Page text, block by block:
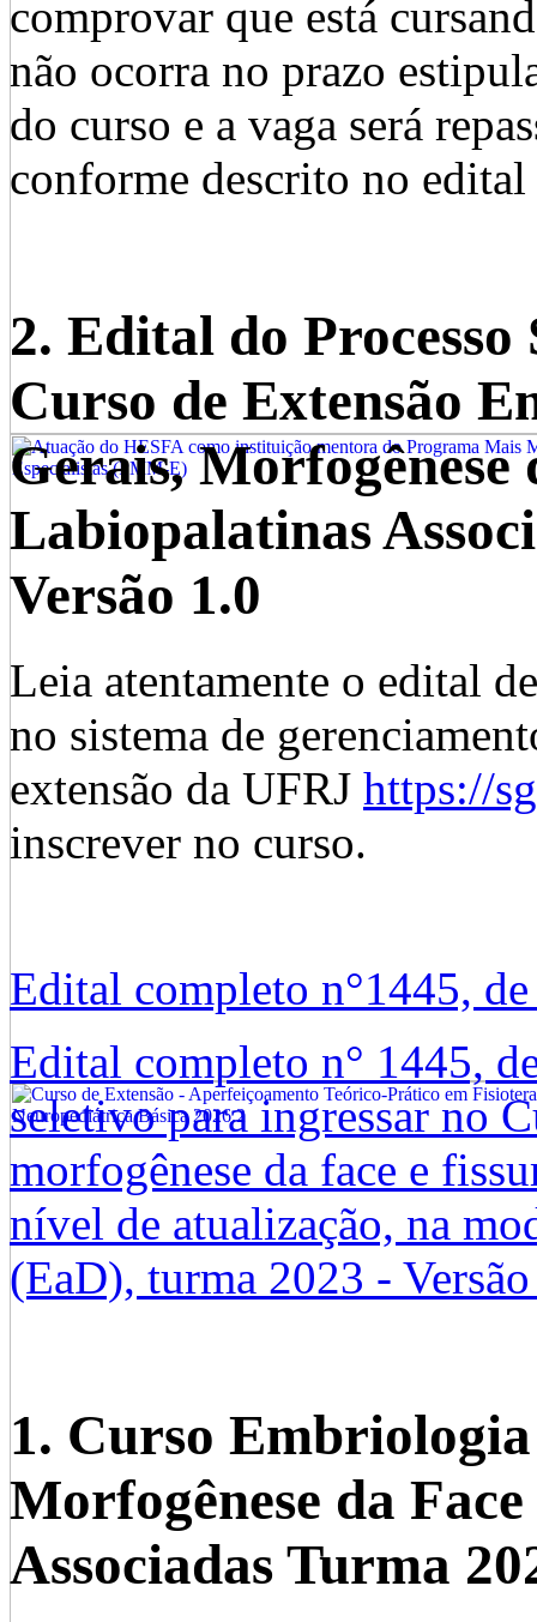
comprovar que está
não ocorra no prazo
do curso e a vaga será
conforme descrito no edital
2. Edital do
Curso de Extensão
Gerais, Morfogênese
Labiopalatinas
Versão 1.0
Leia atentamente o edital
no sistema de
extensão da UFRJ https://
inscrever no curso.
Edital completo n°1445,
Edital completo n° 1445,
seletivo para ingressar no
morfogênese da face e
nível de atualização, na
(EaD), turma 2023 -
1. Curso
Morfogênese da
Associadas Turma